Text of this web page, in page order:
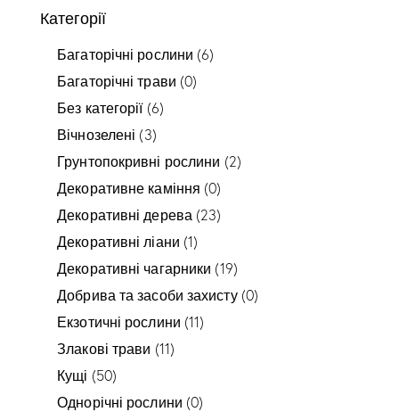
Категорії
Багаторічні рослини (6)
Багаторічні трави (0)
Без категорії (6)
Вічнозелені (3)
Грунтопокривні рослини (2)
Декоративне каміння (0)
Декоративні дерева (23)
Декоративні ліани (1)
Декоративні чагарники (19)
Добрива та засоби захисту (0)
Екзотичні рослини (11)
Злакові трави (11)
Кущі (50)
Однорічні рослини (0)